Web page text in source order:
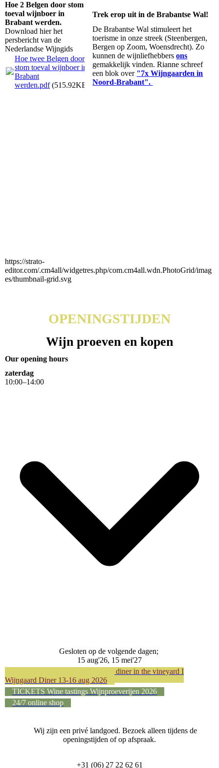
Hoe 2 Belgen door stom
toeval wijnboer in
Brabant werden.
Download hier het
persbericht van de
Nederlandse Wijngids
Hoe twee Belgen door
stom toeval wijnboer in
Brabant
werden.pdf(515.92KB)
Trek erop uit in de Brabantse Wal!
De Brabantse Wal stimuleert het
toerisme in onze streek (Steenbergen,
Bergen op Zoom, Woensdrecht). Zo
kunnen de wijnliefhebbersons
gemakkelijk vinden. Rianne schreef
een blok over "7x Wijngaarden in
Noord-Brabant".
https://strato-
editor.com/.cm4all/widgetres.php/com.cm4all.wdn.PhotoGrid/imag
es/thumbnail-grid.svg
OPENINGSTIJDEN
Wijn proeven en kopen
Our opening hours
zaterdag
10:00–14:00
Gesloten op de volgende dagen;
15 aug'26, 15 mei'27
LAATSTE TICKETS Exclusive diner in the vineyard I
Wijngaard Diner 13-16 aug 2026
TICKETS Wine tastings Wijnproeverijen 2026
24/7 online shop
Wij zijn een privé landgoed. Bezoek alleen tijdens de
openingstijden of op afspraak.
+31 (06) 27 22 62 61